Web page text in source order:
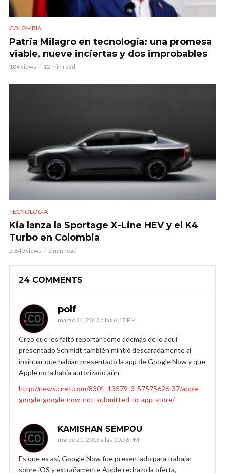
COLOMBIA
Patria Milagro en tecnología: una promesa
viable, nueve inciertas y dos improbables
184 views 12 min read
TECNOLOGÍA
Kia lanza la Sportage X-Line HEV y el K4
Turbo en Colombia
2.840 views 2 min read
24 COMMENTS
polf
marzo 21, 2013 a las 6:17 PM
Creo que les faltó reportar cómo además de lo aquí
presentado Schmidt también mintió descaradamente al
insinuar que habían presentado la app de Google Now y que
Apple no la había autorizado aún.
http://news.cnet.com/8301-13579_3-57575626-37/apple-
google-google-now-not-submitted-to-app-store/
KAMISHAN SEMPOU
marzo 21, 2013 a las 10:56 PM
Es que es así, Google Now fue presentado para trabajar
sobre iOS y extrañamente Apple rechazo la oferta,